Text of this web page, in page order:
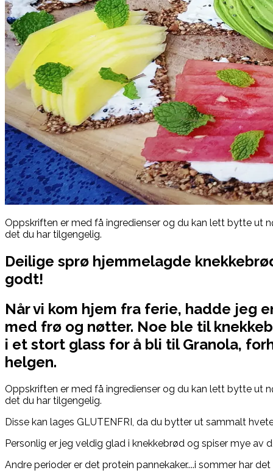
Oppskriften er med få ingredienser og du kan lett bytte ut
det du har tilgengelig.
Deilige sprø hjemmelagde
godt!
Når vi kom hjem fra ferie, hadde jeg
med frø og nøtter. Noe ble til
i et stort glass for å bli til Granola,
helgen.
Oppskriften er med få ingredienser og du kan lett bytte ut
det du har tilgengelig.
Disse kan lages GLUTENFRI, da du bytter ut sammalt
Personlig er jeg veldig glad i knekkebrød og spiser mye av
Andre perioder er det protein pannekaker....i sommer har